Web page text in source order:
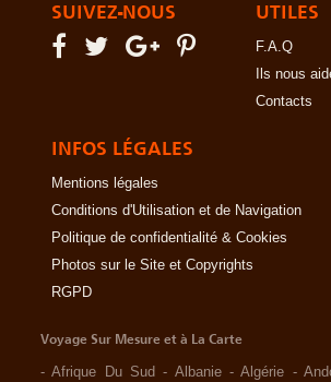
SUIVEZ-NOUS UTILES
F.A.Q
Ils nous
Contacts
INFOS LÉGALES
Mentions légales
Conditions d'Utilisation et de Navigation
Politique de confidentialité & Cookies
Photos sur le Site et Copyrights
RGPD
Voyage Sur Mesure et à La Carte
-Afrique Du Sud - Albanie -Algérie -